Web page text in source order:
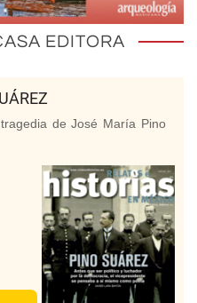
EDITORA
de José María Pino